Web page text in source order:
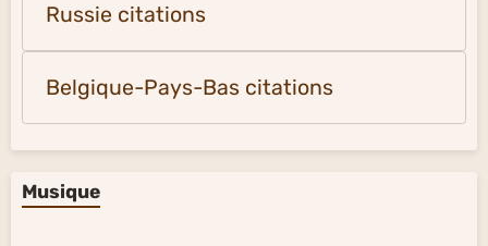
Russie citations
Belgique-Pays-Bas citations
Musique